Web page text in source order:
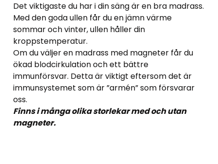
Det viktigaste du har i din säng är en bra madrass.
Med den goda ullen får du en jämn värme
sommar och vinter, ullen håller din
kroppstemperatur.
Om du väljer en madrass med magneter får du
ökad blodcirkulation och ett bättre
immunförsvar. Detta är viktigt eftersom det är
immunsystemet som är ”armén” som försvarar
oss.
Finns i många olika storlekar med och utan
magneter.